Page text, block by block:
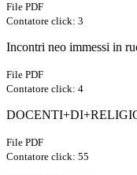
File PDF
Contatore click: 3
Incontri neo immessi in
File PDF
Contatore click: 4
File PDF
Contatore click: 55